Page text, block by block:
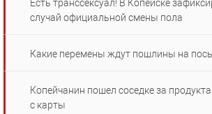
Есть транссексуал! В Копейске
случай официальной смены пола
Какие перемены ждут пошлины на
Копейчанин пошел соседке за
с карты